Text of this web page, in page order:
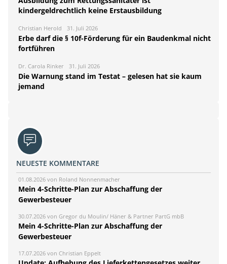
kindergeldrechtlich keine Erstausbildung
Christian Herold 31. Juli 2026
Erbe darf die § 10f-Förderung für ein Baudenkmal nicht
fortführen
Dr. Carola Rinker 31. Juli 2026
Die Warnung stand im Testat – gelesen hat sie kaum
jemand
NEUESTE KOMMENTARE
01.08.2026 von Roland Nonnenmacher
Mein 4-Schritte-Plan zur Abschaffung der
Gewerbesteuer
30.07.2026 von Gregor du Moulin/ Häner & Partner PartG mbB
Mein 4-Schritte-Plan zur Abschaffung der
Gewerbesteuer
17.07.2026 von Christian Eppelt